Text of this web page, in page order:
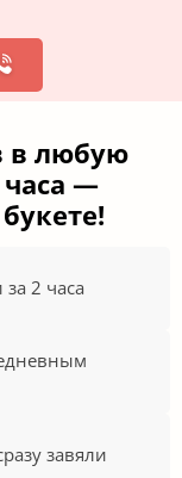
в любую
—
2 часа
завяли